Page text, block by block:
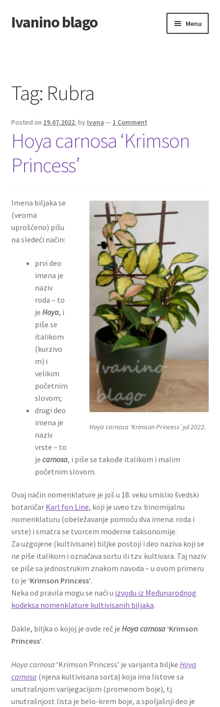
Skip
to
Skip
to
Ivanino blago Menu
Foto galerija
Tag: Rubra
Posted on 19.07.2022. by Ivana — 1 Comment
Hoya carnosa ‘Krimson
Princess’
Hoya carnosa ‘Krimson Princess’ jul 2022.
Imena biljaka se
(veoma
uprošćeno) pišu
na sledeći način:
prvi deo
imena je
naziv
roda – to
je Hoya, i
piše se
italikom
(kurzivo
m) i
velikim
početnim
slovom;
drugi deo
imena je
naziv
vrste – to
je carnosa, i piše se takođe italikom i malim
početnim slovom.
Ovaj način nomenklature je još u 18. veku smislio švedski
botaničar Karl fon Line, koji je uveo tzv. binomijalnu
nomenklaturu (obeležavanje pomoću dva imena: roda i
vrste) i smatra se tvorcem moderne taksonomije.
Za uzgojene (kultivisane) biljke postoji i deo naziva koji se
ne piše italikom i označava sortu ili tzv. kultivara. Taj naziv
se piše sa jednostrukim znakom navoda – u ovom primeru
to je ‘Krimson Princess’.
Neka od pravila mogu se naći u izvodu iz Međunarodnog
kodeksa nomenklature kultivisanih biljaka.
Dakle, biljka o kojoj je ovde reč je Hoya carnosa‘Krimson
Princess’.
Hoya carnosa ‘Krimson Princess’ je varijanta biljke Hoya
carnosa (njena kultivisana sorta) koja ima listove sa
unutrašnjom varijegacijom (promenom boje), tj
unutrašnjost lista je belo-krem boje, a spoljašnji deo je